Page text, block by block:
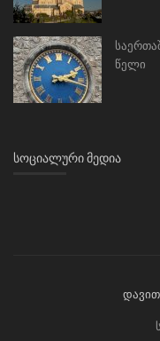
წელი
ᲡᲝᲪᲘᲐᲚᲣᲠᲘ ᲛᲔᲓᲘᲐ
დავით